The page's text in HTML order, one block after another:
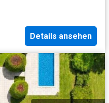
Details ansehen